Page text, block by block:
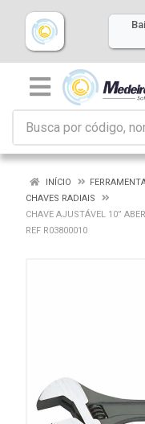
INÍCIO
CHAVES RADIAIS
CHAVE AJUSTÁVEL 10”
REF R03800010